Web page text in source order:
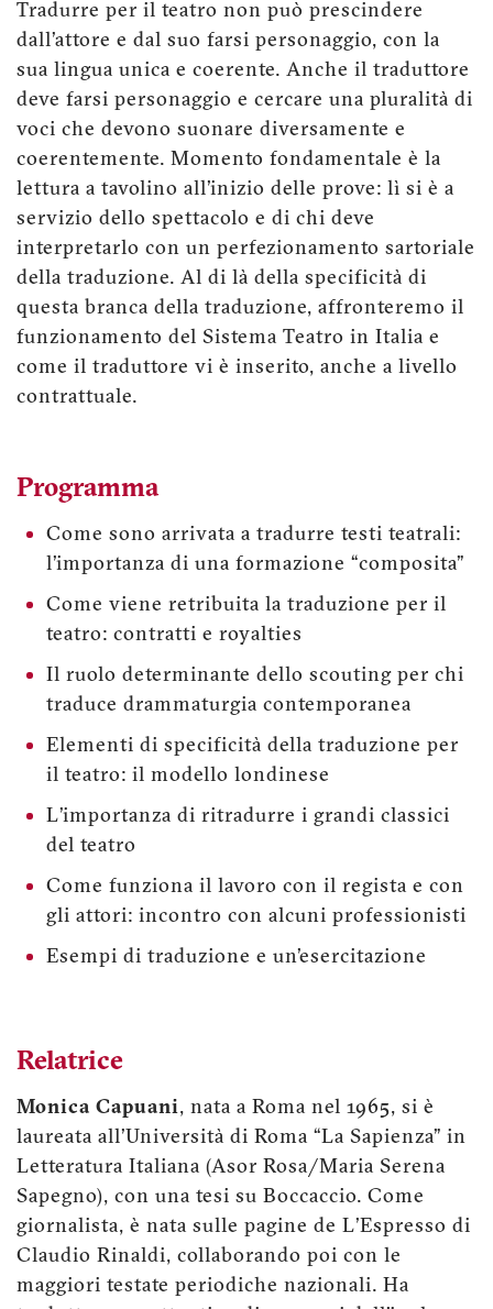
Tradurre per il teatro non può prescindere
dall’attore e dal suo farsi personaggio, con la
sua lingua unica e coerente. Anche il traduttore
deve farsi personaggio e cercare una pluralità di
voci che devono suonare diversamente e
coerentemente. Momento fondamentale è la
lettura a tavolino all’inizio delle prove: lì si è a
servizio dello spettacolo e di chi deve
interpretarlo con un perfezionamento sartoriale
della traduzione. Al di là della specificità di
questa branca della traduzione, affronteremo il
funzionamento del Sistema Teatro in Italia e
come il traduttore vi è inserito, anche a livello
contrattuale.
Programma
Come sono arrivata a tradurre testi teatrali:
l’importanza di una formazione “composita”
Come viene retribuita la traduzione per il
teatro: contratti e royalties
Il ruolo determinante dello scouting per chi
traduce drammaturgia contemporanea
Elementi di specificità della traduzione per
il teatro: il modello londinese
L’importanza di ritradurre i grandi classici
del teatro
Come funziona il lavoro con il regista e con
gli attori: incontro con alcuni professionisti
Esempi di traduzione e un’esercitazione
Relatrice
Monica Capuani, nata a Roma nel 1965, si è
laureata all’Università di Roma “La Sapienza” in
Letteratura Italiana (Asor Rosa/Maria Serena
Sapegno), con una tesi su Boccaccio. Come
giornalista, è nata sulle pagine de L’Espresso di
Claudio Rinaldi, collaborando poi con le
maggiori testate periodiche nazionali. Ha